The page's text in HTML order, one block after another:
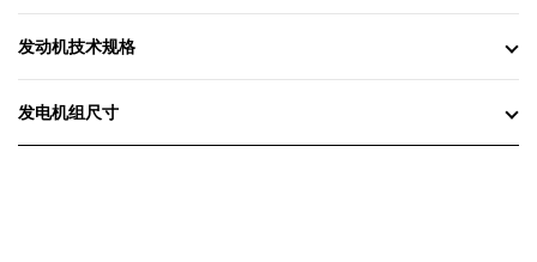
发动机技术规格
发电机组尺寸